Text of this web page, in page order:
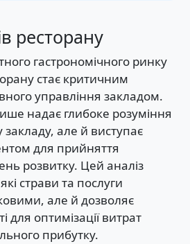
ресторану
гастрономічного ринку
стає критичним
управління закладом.
надає глибоке розуміння
закладу, але й виступає
для прийняття
розвитку. Цей аналіз
страви та послуги
але й дозволяє
для оптимізації витрат
прибутку.